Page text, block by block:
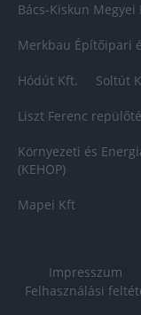
Bács-Kiskun
Merkbau Építőipari
Hódút Kft. Soltút
Liszt Ferenc
Környezeti és
(KEHOP)
Mapei Kft
Impresszum
Felhasználási